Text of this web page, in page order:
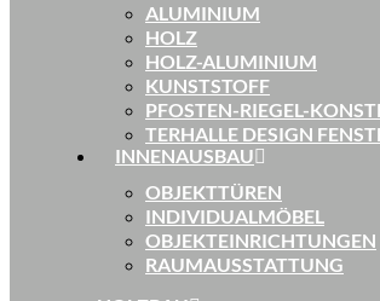
ALUMINIUM
HOLZ
HOLZ-ALUMINIUM
KUNSTSTOFF
PFOSTEN-RIEGEL-
TERHALLE DESIGN
INNENAUSBAU
OBJEKTTÜREN
INDIVIDUALMÖBEL
OBJEKTEINRICHTUNGEN
RAUMAUSSTATTUNG